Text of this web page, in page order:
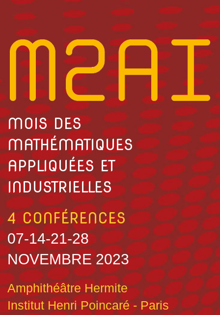
MOIS DES
MATHÉMATIQUES
APPLIQUÉES ET
INDUSTRIELLES
4 CONFÉRENCES
07-14-21-28
NOVEMBRE2023
Amphithéâtre Hermite
Institut Henri Poincaré - Paris